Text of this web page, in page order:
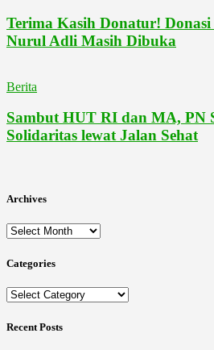
Terima Kasih Donatur!
Nurul Adli Masih Dibuka
Berita
Sambut HUT RI dan MA, PN
Solidaritas lewat Jalan Sehat
Archives
Archives
Categories
Categories
Recent Posts